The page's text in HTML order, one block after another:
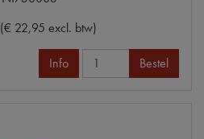
(€ 22,95 excl. btw)
Info Bestel